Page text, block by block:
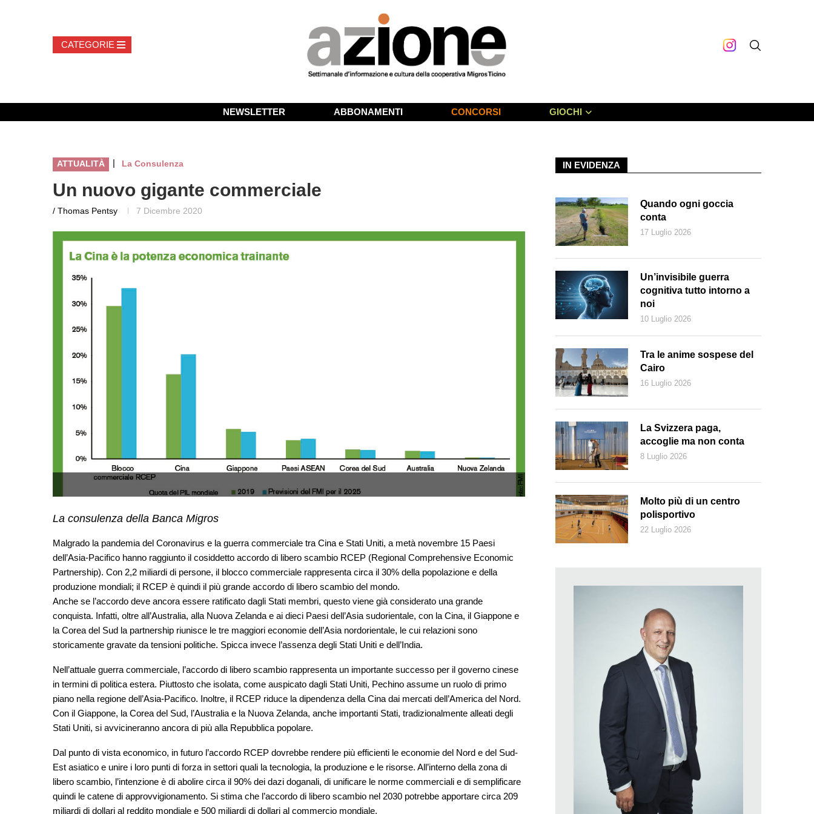
NEWSLETTER ABBONAMENTI CONCORSI GIOCHI
ATTUALITÀ | La Consulenza
Un nuovo gigante commerciale
/ Thomas Pentsy 7 Dicembre 2020
La consulenza della Banca Migros
Malgrado la pandemia del Coronavirus e la guerra commerciale tra Cina e Stati Uniti, a metà novembre 15 Paesi
dell’Asia-Pacifico hanno raggiunto il cosiddetto accordo di libero scambio RCEP (Regional Comprehensive Economic
Partnership). Con 2,2 miliardi di persone, il blocco commerciale rappresenta circa il 30% della popolazione e della
produzione mondiali; il RCEP è quindi il più grande accordo di libero scambio del mondo.
Anche se l’accordo deve ancora essere ratificato dagli Stati membri, questo viene già considerato una grande
conquista. Infatti, oltre all’Australia, alla Nuova Zelanda e ai dieci Paesi dell’Asia sudorientale, con la Cina, il Giappone e
la Corea del Sud la partnership riunisce le tre maggiori economie dell’Asia nordorientale, le cui relazioni sono
storicamente gravate da tensioni politiche. Spicca invece l’assenza degli Stati Uniti e dell’India.
Nell’attuale guerra commerciale, l’accordo di libero scambio rappresenta un importante successo per il governo cinese
in termini di politica estera. Piuttosto che isolata, come auspicato dagli Stati Uniti, Pechino assume un ruolo di primo
piano nella regione dell’Asia-Pacifico. Inoltre, il RCEP riduce la dipendenza della Cina dai mercati dell’America del Nord.
Con il Giappone, la Corea del Sud, l’Australia e la Nuova Zelanda, anche importanti Stati, tradizionalmente alleati degli
Stati Uniti, si avvicineranno ancora di più alla Repubblica popolare.
Dal punto di vista economico, in futuro l’accordo RCEP dovrebbe rendere più efficienti le economie del Nord e del Sud-
Est asiatico e unire i loro punti di forza in settori quali la tecnologia, la produzione e le risorse. All’interno della zona di
libero scambio, l’intenzione è di abolire circa il 90% dei dazi doganali, di unificare le norme commerciali e di semplificare
quindi le catene di approvvigionamento. Si stima che l’accordo di libero scambio nel 2030 potrebbe apportare circa 209
miliardi di dollari al reddito mondiale e 500 miliardi di dollari al commercio mondiale.
IN EVIDENZA
Quando ogni goccia
conta
17 Luglio 2026
Un’invisibile guerra
cognitiva tutto intorno a
noi
10 Luglio 2026
Tra le anime sospese del
Cairo
16 Luglio 2026
La Svizzera paga,
accoglie ma non conta
8 Luglio 2026
Molto più di un centro
polisportivo
22 Luglio 2026